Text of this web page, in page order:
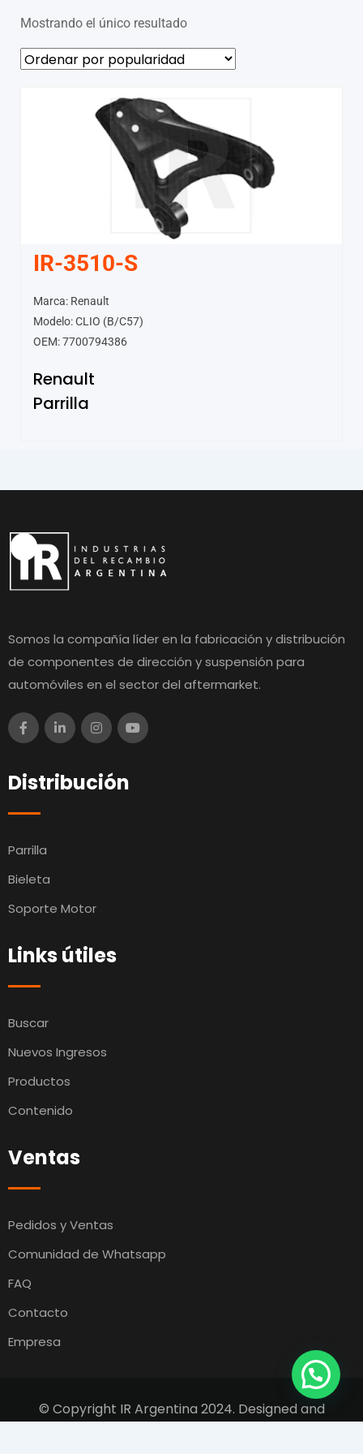
Mostrando el único resultado
IR-3510-S
Marca: Renault
Modelo: CLIO (B/C57)
OEM: 7700794386
Renault
Parrilla
Somos la compañía líder en la fabricación y distribución
de componentes de dirección y suspensión para
automóviles en el sector del aftermarket.
Distribución
Parrilla
Bieleta
Soporte Motor
Links útiles
Buscar
Nuevos Ingresos
Productos
Contenido
Ventas
Pedidos y Ventas
Comunidad de Whatsapp
FAQ
Contacto
Empresa
© Copyright IR Argentina 2024. Designed and